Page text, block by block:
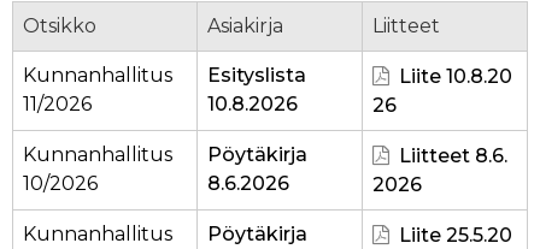
Otsikko
Asiakirja Liitteet
Kunnanhallitus
11/2026
Esityslista
10.8.2026
Liite 10.8.20
26
Kunnanhallitus
10/2026
Pöytäkirja
8.6.2026
Liitteet 8.6.
2026
Kunnanhallitus
Pöytäkirja
Liite 25.5.20